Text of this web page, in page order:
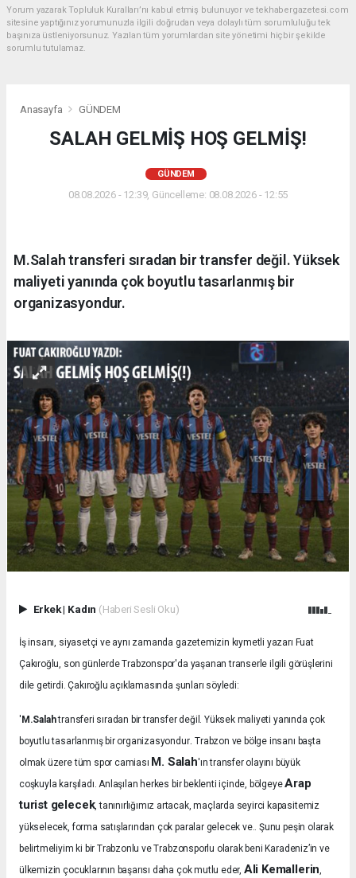
Yorum yazarak Topluluk Kuralları’nı kabul etmiş bulunuyor ve tekhabergazetesi.com
sitesine yaptığınız yorumunuzla ilgili doğrudan veya dolaylı tüm sorumluluğu tek
başınıza üstleniyorsunuz. Yazılan tüm yorumlardan site yönetimi hiçbir şekilde
sorumlu tutulamaz.
Anasayfa GÜNDEM
SALAH GELMİŞ HOŞ GELMİŞ!
GÜNDEM
08.08.2026 - 12:39, Güncelleme: 08.08.2026 - 12:55
M.Salah transferi sıradan bir transfer değil. Yüksek
maliyeti yanında çok boyutlu tasarlanmış bir
organizasyondur.
Erkek| Kadın (Haberi Sesli Oku)
İş insanı, siyasetçi ve aynı zamanda gazetemizin kıymetli yazarı Fuat
Çakıroğlu, son günlerde Trabzonspor'da yaşanan transerle ilgili görüşlerini
dile getirdi. Çakıroğlu açıklamasında şunları söyledi:
' M.Salahtransferi sıradan bir transfer değil. Yüksek maliyeti yanında çok
boyutlu tasarlanmış bir organizasyondur.Trabzon ve bölge insanı başta
olmak üzere tüm spor camiası M. Salah'ın transfer olayını büyük
coşkuyla karşıladı.Anlaşılan herkes bir beklenti içinde, bölgeyeArap
turist gelecek, tanınırlığımız artacak, maçlarda seyirci kapasitemiz
yükselecek, forma satışlarından çok paralar gelecek ve.. Şunu peşin olarak
belirtmeliyim ki bir Trabzonlu ve Trabzonsporlu olarak beni Karadeniz’in ve
ülkemizin çocuklarının başarısı daha çok mutlu eder, Ali Kemallerin,